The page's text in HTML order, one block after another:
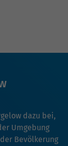
dazu bei,
Umgebung
Bevölkerung